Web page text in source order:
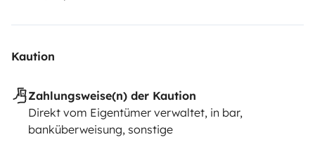
Kaution
Zahlungsweise(n) der Kaution
Direkt vom Eigentümer verwaltet, in bar,
banküberweisung, sonstige